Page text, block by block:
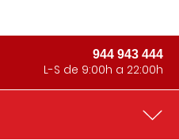
944 943 444
L-S de 9:00h a 22:00h